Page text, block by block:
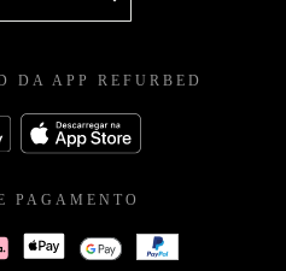
DA APP REFURBED
PAGAMENTO